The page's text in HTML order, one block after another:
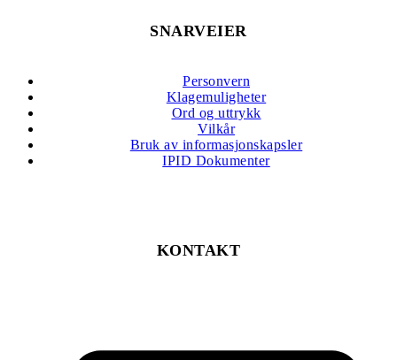
SNARVEIER
Personvern
Klagemuligheter
Ord og uttrykk
Vilkår
Bruk av informasjonskapsler
IPID Dokumenter
KONTAKT